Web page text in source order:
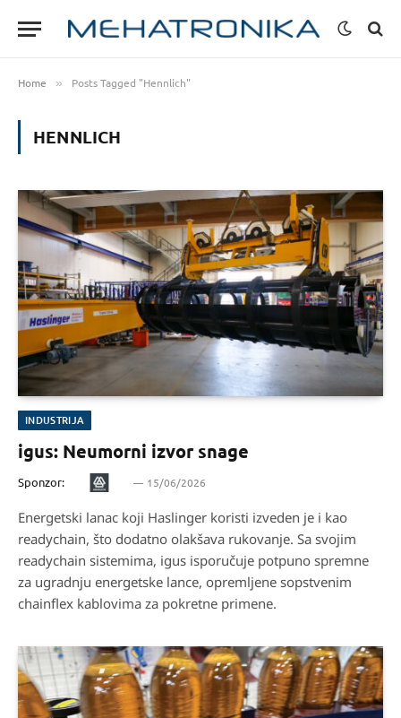
Home » Posts Tagged "Hennlich"
HENNLICH
INDUSTRIJA
igus: Neumorni izvor snage
Sponzor: 15/06/2026
Energetski lanac koji Haslinger koristi izveden je i kao
readychain, što dodatno olakšava rukovanje. Sa svojim
readychain sistemima, igus isporučuje potpuno spremne
za ugradnju energetske lance, opremljene sopstvenim
chainflex kablovima za pokretne primene.